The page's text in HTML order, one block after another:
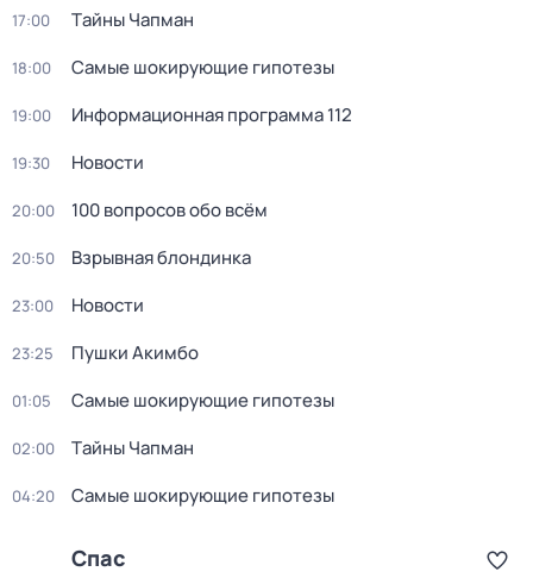
17:00 Тaйны Чапман
18:00 Самые шoкиpующие гипотезы
19:00 Информационная программа 112
19:30 Новости
20:00 100 вопросов обо всём
20:50 Взрывная блондинка
23:00 Новости
23:25 Пушки Акимбо
01:05 Самые шoкиpующие гипотезы
02:00 Тaйны Чапман
04:20 Самые шoкиpующие гипотезы
Спас